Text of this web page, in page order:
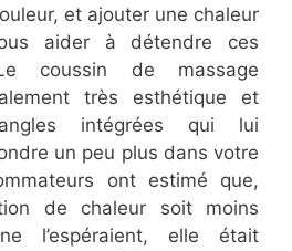
et ajouter une chaleur
aider à détendre ces
coussin de massage
très esthétique et
intégrées qui lui
un peu plus dans votre
ont estimé que,
de chaleur soit moins
l’espéraient, elle était